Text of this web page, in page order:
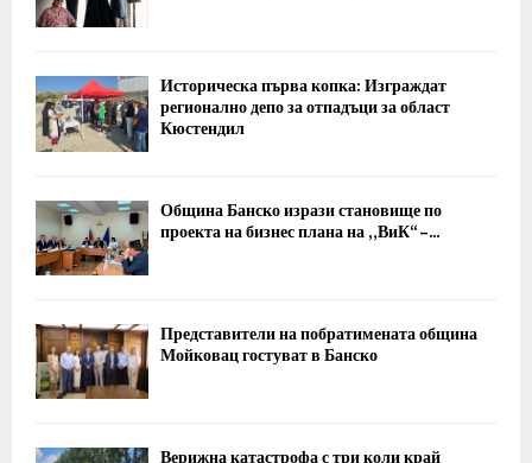
Историческа първа копка: Изграждат
регионално депо за отпадъци за област
Кюстендил
Община Банско изрази становище по
проекта на бизнес плана на „ВиК“ –...
Представители на побратимената община
Мойковац гостуват в Банско